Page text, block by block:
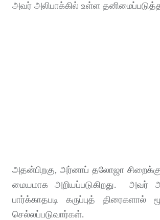
அவர் அலிபாக்கில் உள்ள
அதன்பிறகு, அர்னாப் தலோஜா சிறைக்கு
மையமாக அறியப்படுகிறது.
பார்க்காதபடி கருப்புத்
செல்லப்படுவார்கள்.